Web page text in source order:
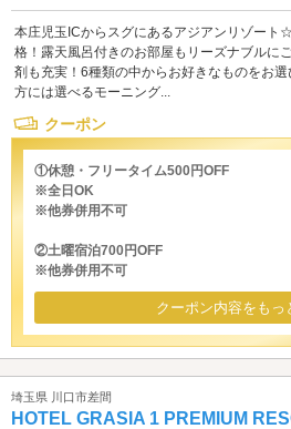
本庄児玉ICからスグにあるアジアンリゾート
格！露天風呂付きのお部屋もリーズナブルに
剤も充実！6種類の中からお好きなものをお
方には選べるモーニング...
クーポン
①休憩・フリータイム500円OFF
※全日OK
※他券併用不可
②土曜宿泊700円OFF
※他券併用不可
クーポン内容をもっ
埼玉県 川口市差間
HOTEL GRASIA 1 PREMIUM